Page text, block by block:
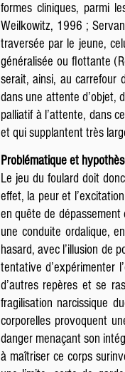
formes cliniques, parmi
Weilkowitz, 1996 ;
traversée par le jeune,
généralisée ou flottante
serait, ainsi, au carrefour
dans une attente d’objet,
palliatif à l’attente, dans
et qui supplantent très
Problématique et
Le jeu du foulard doit
effet, la peur et
en quête de dépassement
une conduite ordalique,
hasard, avec l’illusion de
tentative d’expérimenter
d’autres repères et se
fragilisation narcissique
corporelles provoquent
danger menaçant son
à maîtriser ce corps